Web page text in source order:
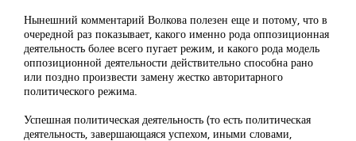
Нынешний комментарий Волкова полезен еще и потому, что в
очередной раз показывает, какого именно рода оппозиционная
деятельность более всего пугает режим, и какого рода модель
оппозиционной деятельности действительно способна рано
или поздно произвести замену жестко авторитарного
политического режима.
Успешная политическая деятельность (то есть политическая
деятельность, завершающаяся успехом, иными словами,